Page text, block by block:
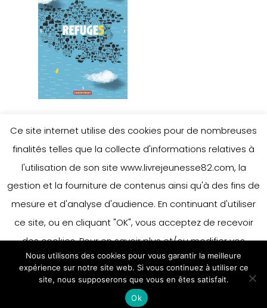
Leave a Reply
You must belogged in to post a
comment.
Ce site internet utilise des cookies pour de nombreuses
finalités telles que la collecte d'informations relatives à
l'utilisation de son site www.livrejeunesse82.com, la
gestion et la fourniture de contenus ainsi qu'à des fins de
mesure et d'analyse d'audience. En continuant d'utiliser
ce site, ou en cliquant "OK", vous acceptez de recevoir
des cookies. Pour en savoir plus et/ou modifier vos
préférences en matière de cookies, merci de vous référer
à notre politique sur les cookies.
Accepter
En savoir plus
Nous utilisons des cookies pour vous garantir la meilleure
expérience sur notre site web. Si vous continuez à utiliser ce
site, nous supposerons que vous en êtes satisfait.
Ok